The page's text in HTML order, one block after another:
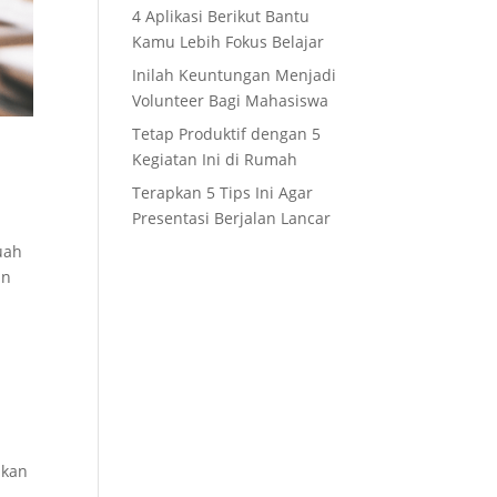
4 Aplikasi Berikut Bantu
Kamu Lebih Fokus Belajar
Inilah Keuntungan Menjadi
Volunteer Bagi Mahasiswa
Tetap Produktif dengan 5
Kegiatan Ini di Rumah
Terapkan 5 Tips Ini Agar
Presentasi Berjalan Lancar